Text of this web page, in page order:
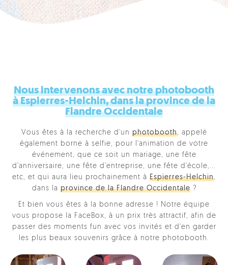
Nous intervenons avec notre photobooth
à Espierres-Helchin, dans la province de la
Flandre Occidentale
Vous êtes à la recherche d'un photobooth, appelé
également borne à selfie, pour l'animation de votre
événement, que ce soit un mariage, une fête
d'anniversaire, une fête d'entreprise, une fête d'école,...
etc, et qui aura lieu prochainement à Espierres-Helchin,
dans la province de la Flandre Occidentale?
Et bien vous êtes à la bonne adresse ! Notre équipe
vous propose la FaceBox, à un prix très attractif, afin de
passer des moments fun avec vos invités et d'en garder
les plus beaux souvenirs grâce à notre photobooth.